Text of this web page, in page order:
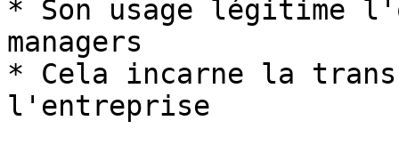
* Son usage
managers
* Cela incarne la
l'entreprise